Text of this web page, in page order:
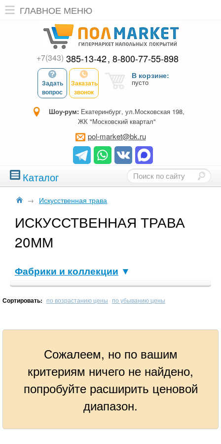
ГЛАВНОЕ МЕНЮ
+7(343) 385-13-42 8-800-77-55-898
Задать
вопрос
Заказать
звонок
В корзине:
пусто
Шоу-рум: Екатеринбург, ул.Московская 198,
ЖК "Московский квартал"
pol-market@bk.ru
Каталог
→ Искусственная трава
ИСКУССТВЕННАЯ ТРАВА
20ММ
Фабрики и коллекции ▼
Сортировать: по возрастанию цены по убыванию цены
Сожалеем, но по вашим
критериям ничего не найдено,
попробуйте расширить ценовой
диапазон.